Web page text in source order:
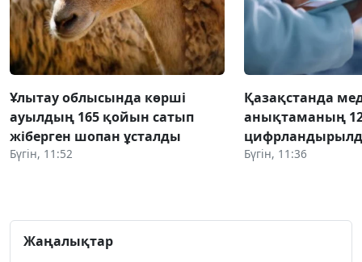
Ұлытау облысында көрші
ауылдың 165 қойын сатып
жіберген шопан ұсталды
Бүгін, 11:52
Қазақстанда
анықтаманың 12
Бүгін, 11:36
Жаңалықтар